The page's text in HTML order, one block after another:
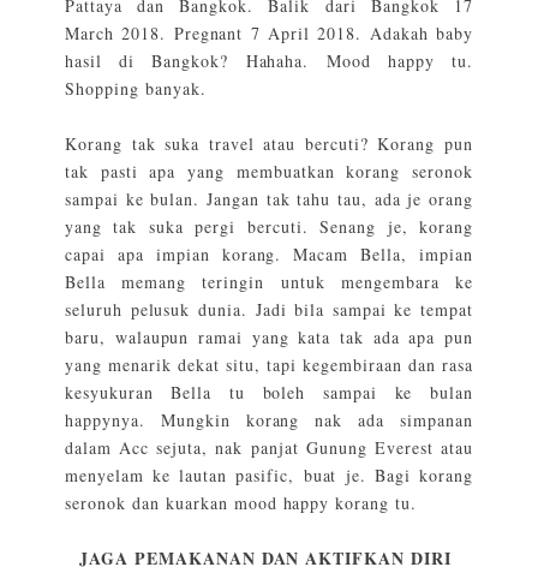
Pattaya dan Bangkok. Balik dari Bangkok 17
March 2018. Pregnant 7 April 2018. Adakah baby
hasil di Bangkok? Hahaha. Mood happy tu.
Shopping banyak.
Korang tak suka travel atau bercuti? Korang pun
tak pasti apa yang membuatkan korang seronok
sampai ke bulan. Jangan tak tahu tau, ada je orang
yang tak suka pergi bercuti. Senang je, korang
capai apa impian korang. Macam Bella, impian
Bella memang teringin untuk mengembara ke
seluruh pelusuk dunia. Jadi bila sampai ke tempat
baru, walaupun ramai yang kata tak ada apa pun
yang menarik dekat situ, tapi kegembiraan dan rasa
kesyukuran Bella tu boleh sampai ke bulan
happynya. Mungkin korang nak ada simpanan
dalam Acc sejuta, nak panjat Gunung Everest atau
menyelam ke lautan pasific, buat je. Bagi korang
seronok dan kuarkan mood happy korang tu.
JAGA PEMAKANAN DAN AKTIFKAN DIRI